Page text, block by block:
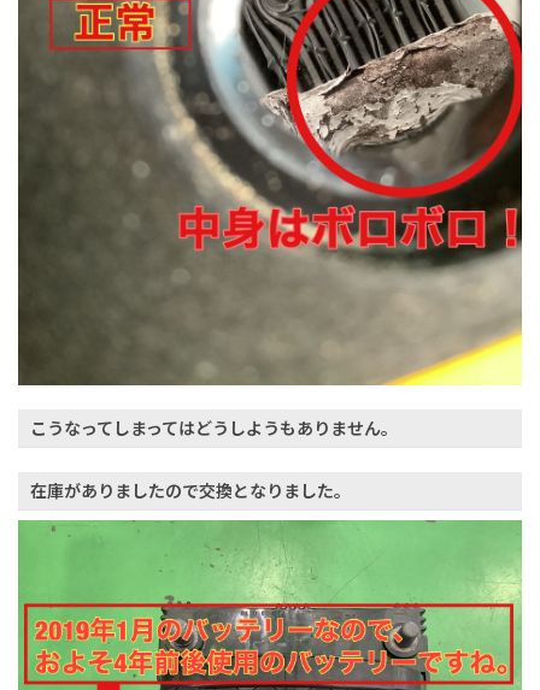
こうなってしまってはどうしようもありません。
在庫がありましたので交換となりました。